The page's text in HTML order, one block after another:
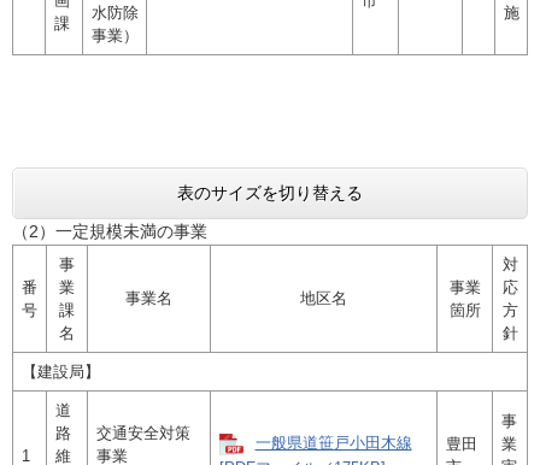
課
水防除
事業）
施
表のサイズを切り替える
（2）一定規模未満の事業
番
号
事
業
課
名
事業名 地区名
事業
箇所
対
応
方
針
【建設局】
1
道
路
維
交通安全対策
事業
一般県道笹戸小田木線
豊田
事
業